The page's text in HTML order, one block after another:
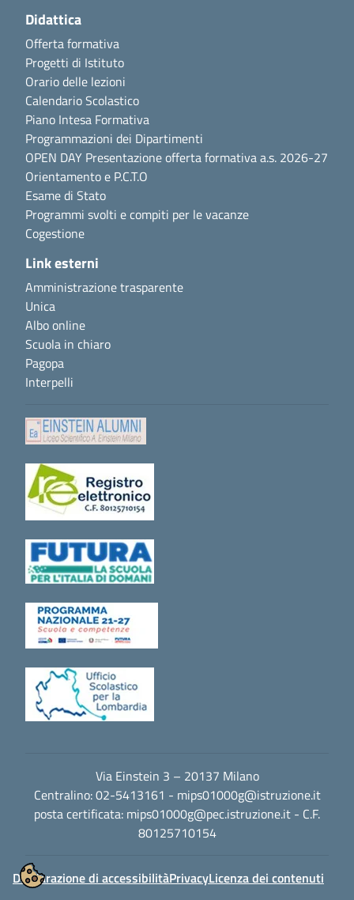
Didattica
Offerta formativa
Progetti di Istituto
Orario delle lezioni
Calendario Scolastico
Piano Intesa Formativa
Programmazioni dei Dipartimenti
OPEN DAY Presentazione offerta formativa a.s. 2026-27
Orientamento e P.C.T.O
Esame di Stato
Programmi svolti e compiti per le vacanze
Cogestione
Link esterni
Amministrazione trasparente
Unica
Albo online
Scuola in chiaro
Pagopa
Interpelli
Via Einstein 3 – 20137 Milano
Centralino: 02-5413161 - mips01000g@istruzione.it
posta certificata: mips01000g@pec.istruzione.it - C.F.
80125710154
Dichiarazione di accessibilitàPrivacyLicenza dei contenuti